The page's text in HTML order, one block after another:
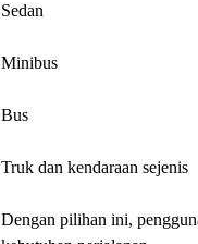
Sedan
Minibus
Bus
Truk dan kendaraan sejenis
Dengan pilihan ini,